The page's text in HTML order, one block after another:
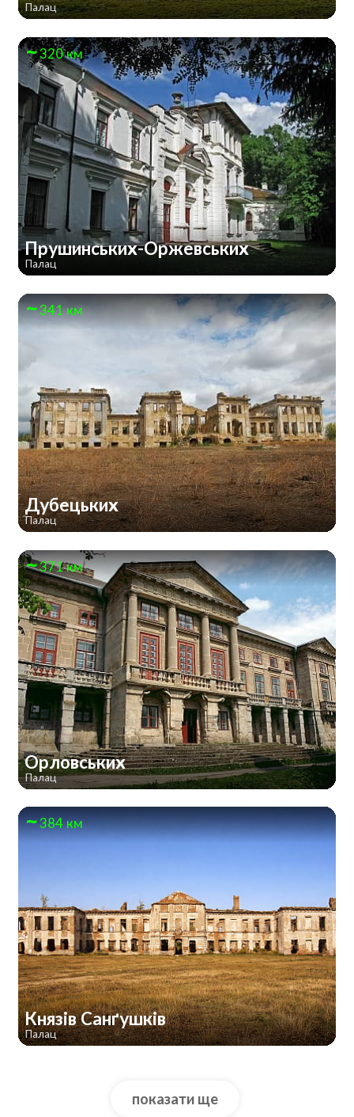
Палац
320 км
Прушинських-Оржевських
Палац
341 км
Дубецьких
Палац
371 км
Орловських
Палац
384 км
Князів Санґушків
Палац
показати ще